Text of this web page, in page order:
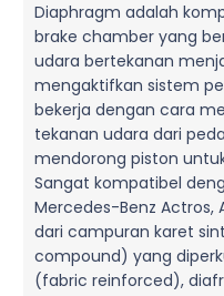
Diaphragm adalah
brake chamber yang
udara bertekanan
mengaktifkan sistem
bekerja dengan cara
tekanan udara dari
mendorong piston
Sangat kompatibel
Mercedes-Benz Actros,
dari campuran karet
compound) yang
(fabric reinforced),